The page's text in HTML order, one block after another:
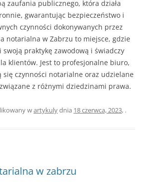
zaufania publicznego, która działa
gwarantując bezpieczeństwo i
czynności dokonywanych przez
notarialna w Zabrzu to miejsce, gdzie
praktykę zawodową i świadczy
klientów. Jest to profesjonalne biuro,
się czynności notarialne oraz udzielane
z różnymi dziedzinami prawa.
wartykulydnia 18 czerwca, 2023, .
w zabrzu